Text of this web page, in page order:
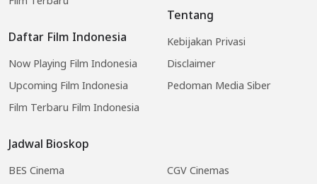
Daftar Film Indonesia
Now Playing Film Indonesia
Upcoming Film Indonesia
Film Terbaru Film Indonesia
Jadwal Bioskop
BES Cinema
CGV Cinemas
Tentang
Kebijakan Privasi
Disclaimer
Pedoman Media Siber